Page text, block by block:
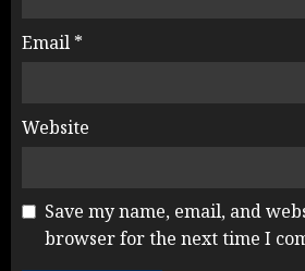
Email *
Website
Save my name, email, and
browser for the next time I